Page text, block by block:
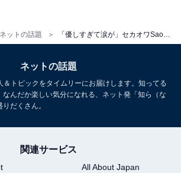
ネットの話題
ネットの話題
＆トピックをタイムリーにお届けします。知ってる
んだか楽しい気分になれる、ネット発「知ら（な
だくさん。
関連サービス
All About Japan